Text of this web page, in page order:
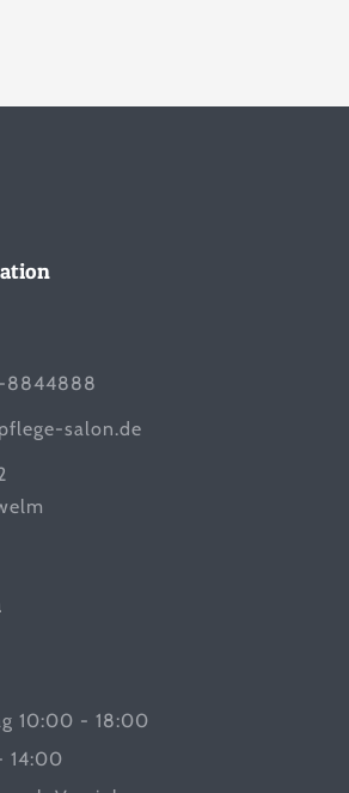
8844888
salon.de
10:00 - 18:00
14:00